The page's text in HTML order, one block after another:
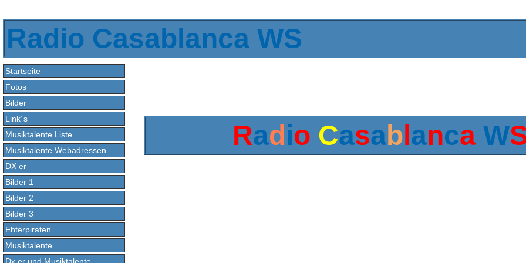
Radio Casablanca WS
Startseite
Fotos
Bilder
Link´s
Musiktalente Liste
Musiktalente Webadressen
DX er
Bilder 1
Bilder 2
Bilder 3
Ehterpiraten
Musiktalente
Rad io Casab anca W